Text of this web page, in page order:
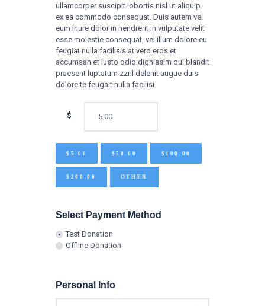
ullamcorper suscipit lobortis nisl ut aliquip
ex ea commodo consequat. Duis autem vel
eum iriure dolor in hendrerit in vulputate velit
esse molestie consequat, vel illum dolore eu
feugiat nulla facilisis at vero eros et
accumsan et iusto odio dignissim qui blandit
praesent luptatum zzril delenit augue duis
dolore te feugait nulla facilisi.
$
$5.00 $50.00 $100.00
$200.00 OTHER
Select Payment Method
Test Donation
Offline Donation
Personal Info